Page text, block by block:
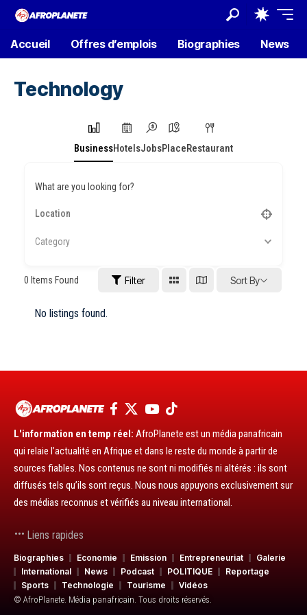
Accueil Offres d’emplois Biographies News
Technology
BusinessHotelsJobsPlaceRestaurant
What are you looking for?
Category
0 Items Found Filter Sort By
No listings found.
L'information en temp réel: AfroPlanete est un média panafricain
qui relaie l’actualité en Afrique et dans le reste du monde à partir de
sources fiables. Nos contenus ne sont ni modifiés ni altérés : ils sont
diffusés tels qu’ils sont reçus. Nous nous appuyons exclusivement sur
des médias reconnus et vérifiés au niveau international.
Liens rapides
Biographies Economie Emission Entrepreneuriat
Galerie
International
News Podcast POLITIQUE
Reportage
Sports
Technologie Tourisme
Vidéos
© AfroPlanete. Média panafricain. Tous droits réservés.